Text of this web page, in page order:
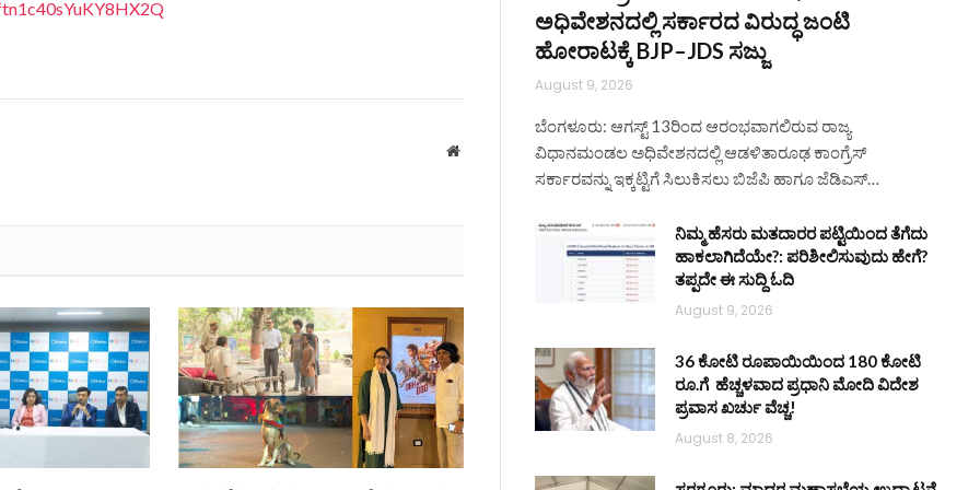
Website
ಅಧಿವೇಶನದಲ್ಲಿ ಸರ್ಕಾರದ ವಿರುದ್ಧ ಜಂಟಿ
ಹೋರಾಟಕ್ಕೆ BJP–JDS ಸಜ್ಜು
August 9, 2026
ಬೆಂಗಳೂರು: ಆಗಸ್ಟ್ 13ರಿಂದ ಆರಂಭವಾಗಲಿರುವ ರಾಜ್ಯ
ವಿಧಾನಮಂಡಲ ಅಧಿವೇಶನದಲ್ಲಿ ಆಡಳಿತಾರೂಢ ಕಾಂಗ್ರೆಸ್
ಸರ್ಕಾರವನ್ನು ಇಕ್ಕಟ್ಟಿಗೆ ಸಿಲುಕಿಸಲು ಬಿಜೆಪಿ ಹಾಗೂ ಜೆಡಿಎಸ್…
ನಿಮ್ಮ ಹೆಸರು ಮತದಾರರ ಪಟ್ಟಿಯಿಂದ ತೆಗೆದು
ಹಾಕಲಾಗಿದೆಯೇ?: ಪರಿಶೀಲಿಸುವುದು ಹೇಗೆ?
ತಪ್ಪದೇ ಈ ಸುದ್ದಿ ಓದಿ
August 9, 2026
36 ಕೋಟಿ ರೂಪಾಯಿಯಿಂದ 180 ಕೋಟಿ
ರೂ.ಗೆ ಹೆಚ್ಚಳವಾದ ಪ್ರಧಾನಿ ಮೋದಿ ವಿದೇಶ
ಪ್ರವಾಸ ಖರ್ಚು ವೆಚ್ಚ!
August 8, 2026